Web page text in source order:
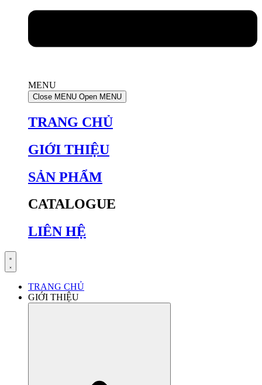
MENU
Close MENU Open MENU
TRANG CHỦ
GIỚI THIỆU
SẢN PHẨM
CATALOGUE
LIÊN HỆ
TRANG CHỦ
GIỚI THIỆU